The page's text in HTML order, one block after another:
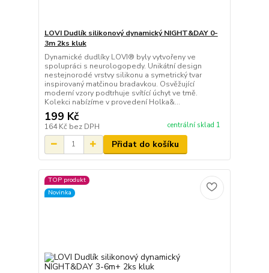
LOVI Dudlík silikonový dynamický NIGHT&DAY 0-
3m 2ks kluk
Dynamické dudlíky LOVI® byly vytvořeny ve
spolupráci s neurologopedy. Unikátní design
nestejnorodé vrstvy silikonu a symetrický tvar
inspirovaný matčinou bradavkou. Osvěžující
moderní vzory podtrhuje svítící úchyt ve tmě.
Kolekci nabízíme v provedení Holka&...
199 Kč
164 Kč bez DPH centrální sklad 1
Přidat do košíku
TOP produkt
Novinka